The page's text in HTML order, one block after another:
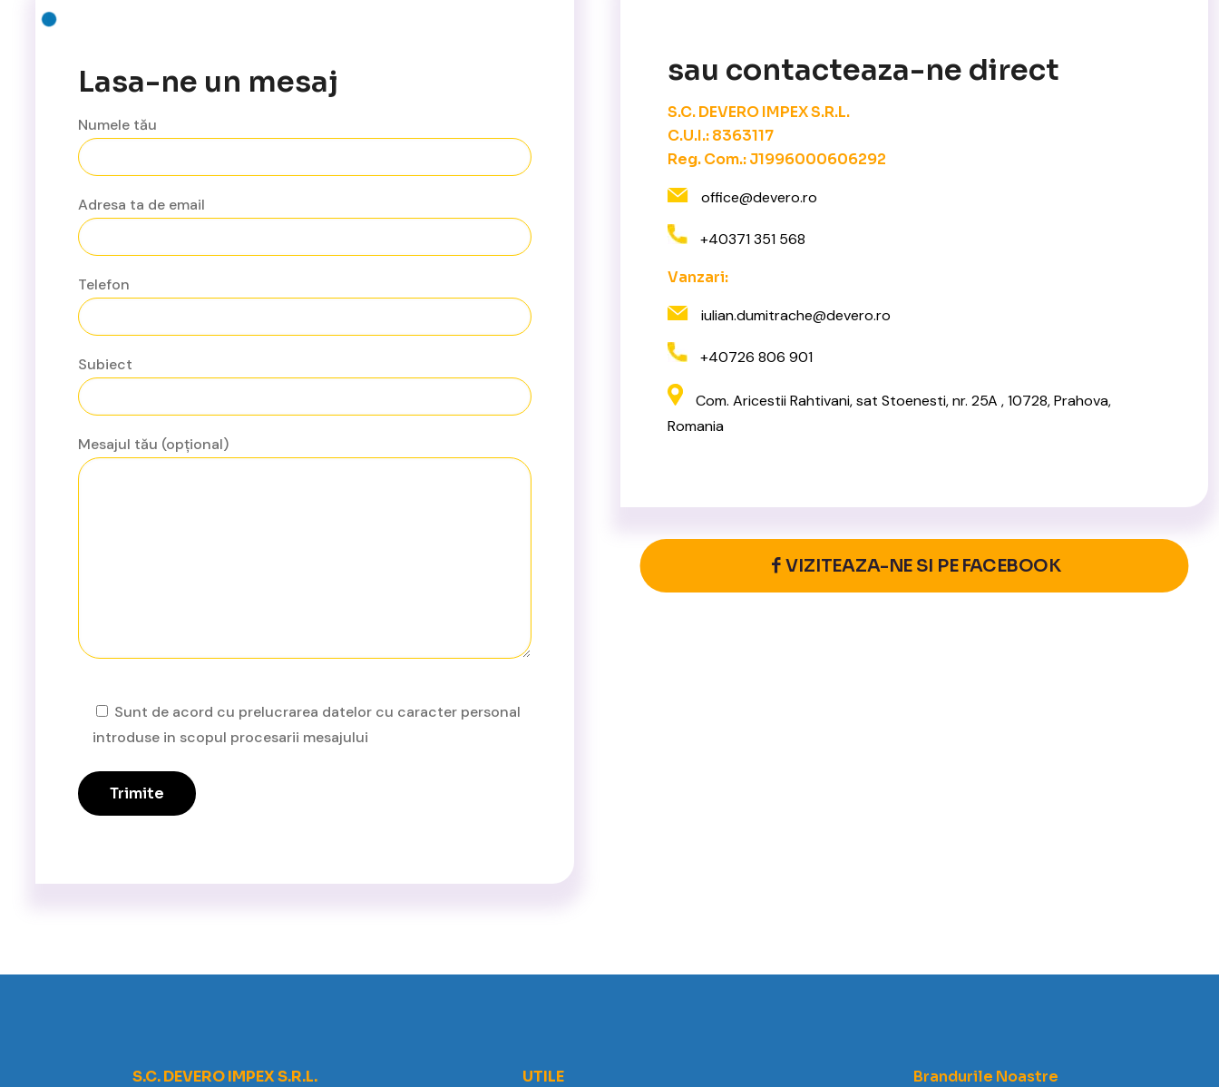
Lasa-ne un mesaj
Numele tău
Adresa ta de email
Telefon
Subiect
Mesajul tău (opțional)
Sunt de acord cu prelucrarea datelor cu caracter personal
introduse in scopul procesarii mesajului
sau contacteaza-ne direct
S.C. DEVERO IMPEX S.R.L.
C.U.I.: 8363117
Reg. Com.: J1996000606292
office@devero.ro
+40371 351 568
Vanzari:
iulian.dumitrache@devero.ro
+40726 806 901
Com. Aricestii Rahtivani, sat Stoenesti, nr. 25A , 10728, Prahova,
Romania
VIZITEAZA-NE SI PE FACEBOOK
S.C. DEVERO IMPEX S.R.L. UTILE Brandurile Noastre